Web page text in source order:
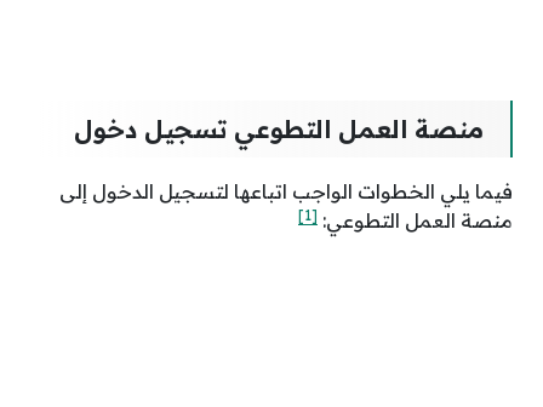
منصة العمل التطوعي تسجيل دخول
فيما يلي الخطوات الواجب اتباعها لتسجيل الدخول إلى
منصة العمل التطوعي: [1]